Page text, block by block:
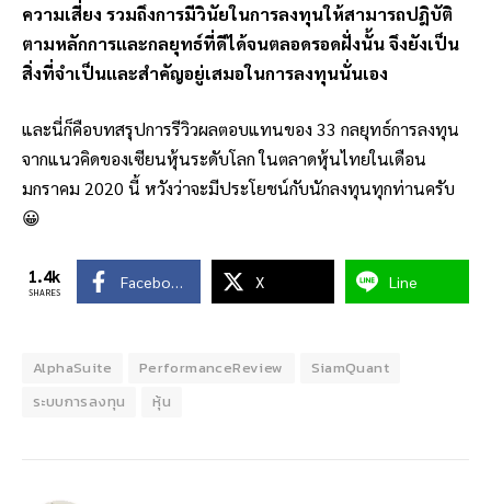
ความเสี่ยง รวมถึงการมีวินัยในการลงทุนให้สามารถปฎิบัติ
ตามหลักการและกลยุทธ์ที่ดีได้จนตลอดรอดฝั่งนั้น จึงยังเป็น
สิ่งที่จำเป็นและสำคัญอยู่เสมอในการลงทุนนั่นเอง
และนี่ก็คือบทสรุปการรีวิวผลตอบแทนของ 33 กลยุทธ์การลงทุน
จากแนวคิดของเซียนหุ้นระดับโลก ในตลาดหุ้นไทยในเดือน
มกราคม 2020 นี้ หวังว่าจะมีประโยชน์กับนักลงทุนทุกท่านครับ
😀
1.4k
SHARES
Facebook X Line
AlphaSuite PerformanceReview
SiamQuant
ระบบการลงทุน
หุ้น